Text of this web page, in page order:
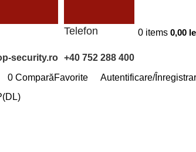
security.ro
Telefon
+40 752 288 400
0 items 0,00
0 ComparăFavorite
Autentificare/